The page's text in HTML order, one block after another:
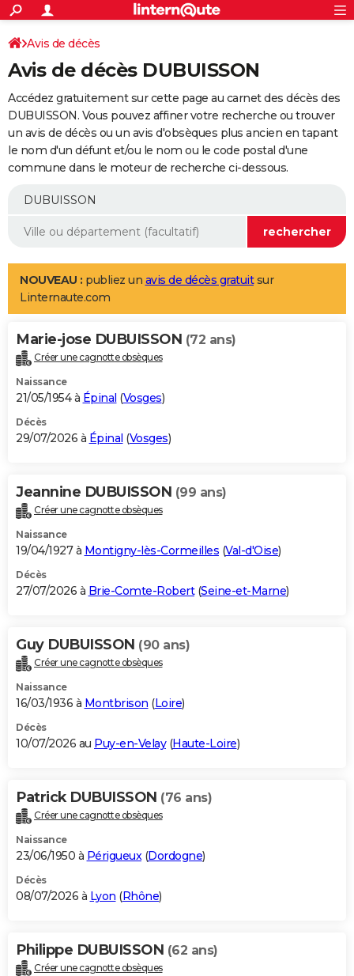
ACTUALITÉS
Politique
Société
Faits Divers
Education
Monde
Villes
+
SPORT
Coupe du monde 2026
Football
Tennis
Cyclisme
Rugby
Forum
Programme TV
TNT
Streaming
Cinéma
Sorties cinéma
Musique
+
FINANCE
Impôts
Immobilier
Risques naturels par ville
Banque
Assurance
Crédit
AUTO
Essais
Réserver un essai
Citadines
Berlines
SUV
Forum auto
+
Mobiles
Meilleur smartphone
Internet
Ordinateurs
Jeux vidéo
Guide high-tech
Aménagement intérieur
LIFESTYLE
Art de vivre
Bien-être
Loisirs
Mode
Modes de vie
Alimentation
Guide de la santé
Maladies
Médicaments
Sommeil
VOYAGE
Destinations
City break
Voyage nature
Voyage de noces
Forum
Climat
+PHOTO
GUIDES D'ACHAT
BONS PLANS
Carte de Noël
Carte Bonne année
Carte Saint-Valentin
Carte Pâques
Carte d'anniversaire
DICTIONNAIRE
Dictionnaire
Biographies
Citations
Expressions
Proverbes
PROGRAMME TV
S'inscrire
Se connecter
Lycées
Collèges
Primaires
Universités
Entreprises
Service militaire
Avis de recherche
AVIS DE DÉCÈS
Bricolage
Lifestyle
Culture
Sport
Auto
Television
Voyage
Cinema
Avis de décès
Avis de décès DUBUISSON
Accédez gratuitement sur cette page au carnet des décès des
DUBUISSON. Vous pouvez affiner votre recherche ou trouver
un avis de décès ou un avis d'obsèques plus ancien en tapant
le nom d'un défunt et/ou le nom ou le code postal d'une
commune dans le moteur de recherche ci-dessous.
NOUVEAU : publiez un avis de décès gratuitsur
Linternaute.com
Marie-jose DUBUISSON (72 ans)
Créer une cagnotte obsèques
Naissance
21/05/1954 à Épinal (Vosges)
Décès
29/07/2026 à Épinal (Vosges)
Jeannine DUBUISSON (99 ans)
Créer une cagnotte obsèques
Naissance
19/04/1927 à Montigny-lès-Cormeilles (Val-d'Oise)
Décès
27/07/2026 à Brie-Comte-Robert(Seine-et-Marne)
Guy DUBUISSON (90 ans)
Créer une cagnotte obsèques
Naissance
16/03/1936 à Montbrison (Loire)
Décès
10/07/2026 au Puy-en-Velay(Haute-Loire)
Patrick DUBUISSON (76 ans)
Créer une cagnotte obsèques
Naissance
23/06/1950 à Périgueux (Dordogne)
Décès
08/07/2026 à Lyon (Rhône)
Philippe DUBUISSON (62 ans)
Créer une cagnotte obsèques